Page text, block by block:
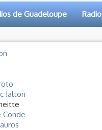
de Guadeloupe
Jalton
Conde